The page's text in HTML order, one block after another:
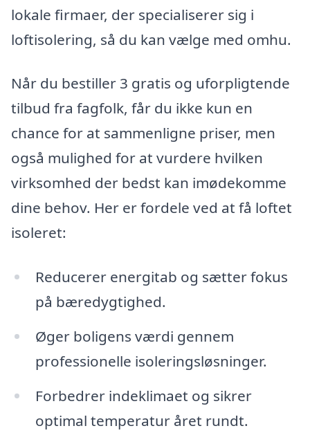
lokale firmaer, der specialiserer sig i
loftisolering, så du kan vælge med omhu.
Når du bestiller 3 gratis og uforpligtende
tilbud fra fagfolk, får du ikke kun en
chance for at sammenligne priser, men
også mulighed for at vurdere hvilken
virksomhed der bedst kan imødekomme
dine behov. Her er fordele ved at få loftet
isoleret:
Reducerer energitab og sætter fokus
på bæredygtighed.
Øger boligens værdi gennem
professionelle isoleringsløsninger.
Forbedrer indeklimaet og sikrer
optimal temperatur året rundt.